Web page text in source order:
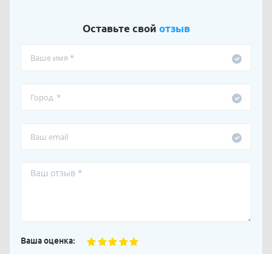
Оставьте свой отзыв
Ваша оценка: